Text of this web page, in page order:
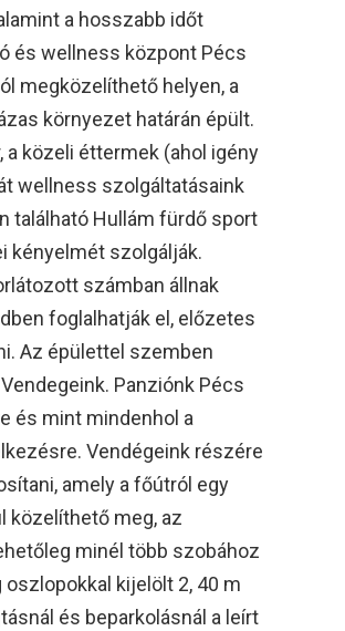
a hosszabb időt
és wellness központ Pécs
megközelíthető helyen, a
környezet határán épült.
a közeli éttermek (ahol igény
wellness szolgáltatásaink
található Hullám fürdő sport
kényelmét szolgálják.
számban állnak
foglalhatják el, előzetes
Az épülettel szemben
Panziónk Pécs
és mint mindenhol a
Vendégeink részére
amely a főútról egy
közelíthető meg, az
minél több szobához
kijelölt 2, 40 m
és beparkolásnál a leírt